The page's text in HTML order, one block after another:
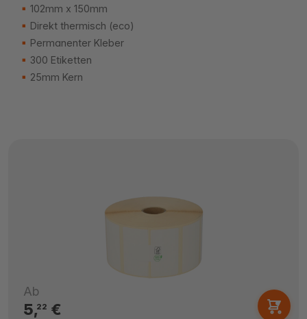
102mm x 150mm
Direkt thermisch (eco)
Permanenter Kleber
300 Etiketten
25mm Kern
Ab
5,22 €